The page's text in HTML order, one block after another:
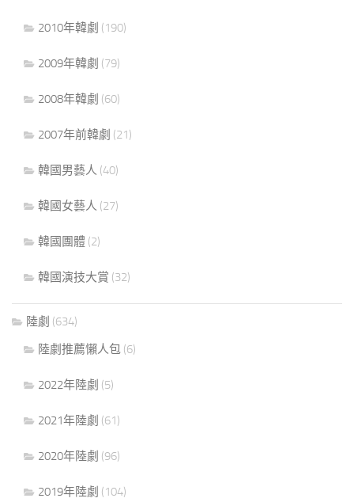
2010年韓劇 (190)
2009年韓劇 (79)
2008年韓劇 (60)
2007年前韓劇 (21)
韓國男藝人 (40)
韓國女藝人 (27)
韓國團體 (2)
韓國演技大賞 (32)
陸劇 (634)
陸劇推薦懶人包 (6)
2022年陸劇 (5)
2021年陸劇 (61)
2020年陸劇 (96)
2019年陸劇 (104)